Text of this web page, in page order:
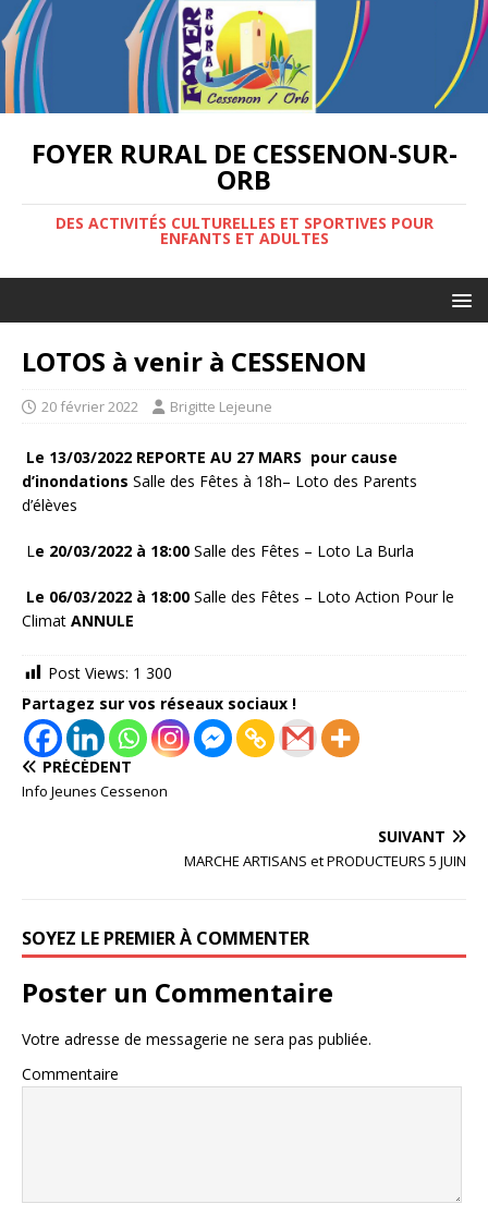
FOYER RURAL DE CESSENON-SUR-
ORB
DES ACTIVITÉS CULTURELLES ET SPORTIVES POUR
ENFANTS ET ADULTES
LOTOS à venir à CESSENON
20 février 2022 Brigitte Lejeune
Le 13/03/2022 REPORTE AU 27 MARS pour cause
d’inondations Salle des Fêtes à 18h– Loto des Parents
d’élèves
Le 20/03/2022 à 18:00 Salle des Fêtes – Loto La Burla
Le 06/03/2022 à 18:00 Salle des Fêtes – Loto Action Pour le
Climat ANNULE
Post Views: 1 300
Partagez sur vos réseaux sociaux !
PRÉCÉDENT
Info Jeunes Cessenon
SUIVANT
MARCHE ARTISANS et PRODUCTEURS 5 JUIN
SOYEZ LE PREMIER À COMMENTER
Poster un Commentaire
Votre adresse de messagerie ne sera pas publiée.
Commentaire